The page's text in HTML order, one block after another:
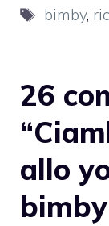
Tag
bimby,
26
allo